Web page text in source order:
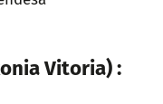
Vitoria) :